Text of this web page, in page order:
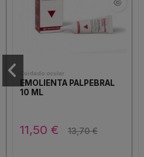
Cuidado ocular
EMOLIENTA PALPEBRAL
10 ML
11,50 € 13,70 €